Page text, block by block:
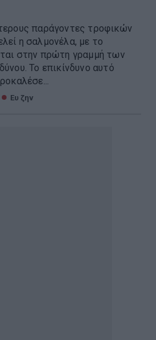
παράγοντες τροφικών
η σαλμονέλα, με το
στην πρώτη γραμμή των
Το επικίνδυνο αυτό
Ευ ζην